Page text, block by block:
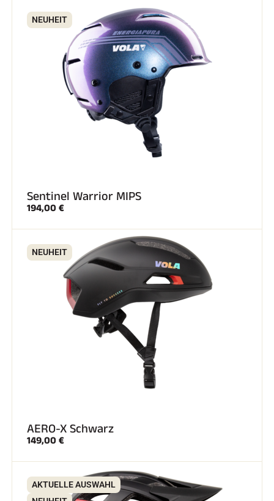
NEUHEIT
Sentinel Warrior MIPS
194,00 €
NEUHEIT
AERO-X Schwarz
149,00 €
AKTUELLE AUSWAHL